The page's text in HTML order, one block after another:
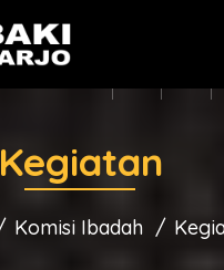
gkjbaki@gmail.com
Kegiatan
Komisi Ibadah